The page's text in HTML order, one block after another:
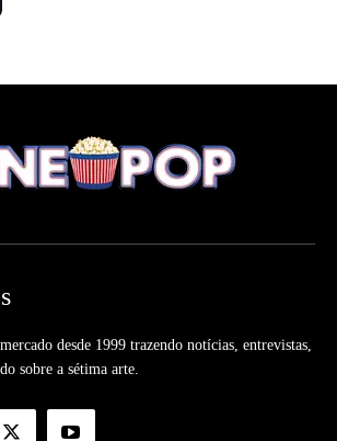
desde 1999 trazendo notícias, entrevistas,
sobre a sétima arte.